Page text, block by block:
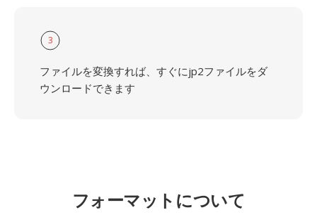
3
ファイルを変換すれば、すぐにjp2ファイルをダ
ウンロードできます
フォーマットについて